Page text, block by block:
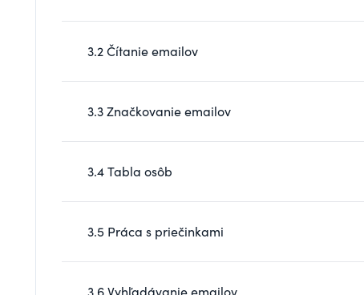
3.2 Čítanie emailov
3.3 Značkovanie emailov
3.4 Tabla osôb
3.5 Práca s priečinkami
3.6 Vyhľadávanie emailov